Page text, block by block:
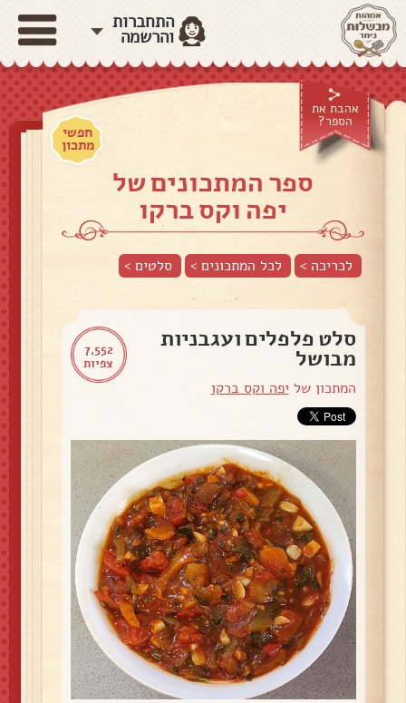
התחברות
והרשמה
אהבת את
הספר?
חפשי
מתכון
ספר המתכונים של
יפה וקס ברקו
לכריכה > לכל המתכונים > סלטים>
7,552
צפיות
סלט פלפלים ועגבניות
מבושל
המתכון של יפה וקס ברקו